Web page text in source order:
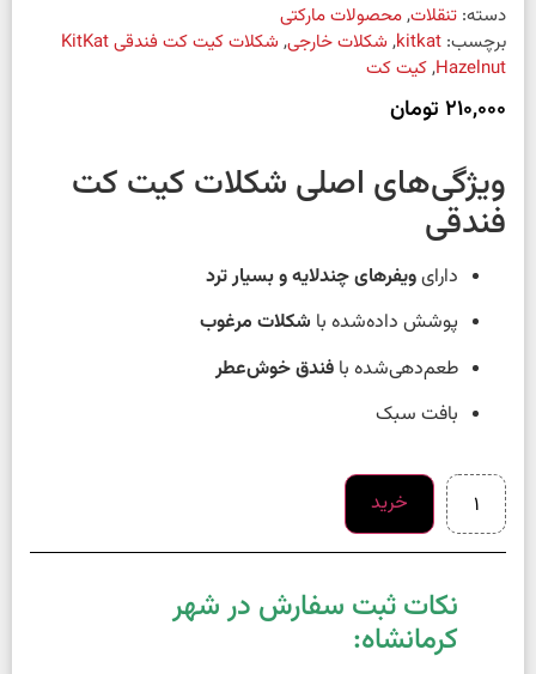
دسته: تنقلات,محصولات مارکتی
برچسب: kitkat
, شکلات خارجی,
شکلات کیت کت فندقی KitKat
Hazelnut
,کیت کت
210,000 تومان
ویژگی‌های اصلی شکلات کیت کت
فندقی
دارایویفرهای چندلایه و بسیار ترد
پوشش داده‌شده با شکلات مرغوب
طعم‌دهی‌شده با فندق خوش‌عطر
بافت سبک
خرید
نکات ثبت سفارش در شهر
کرمانشاه: